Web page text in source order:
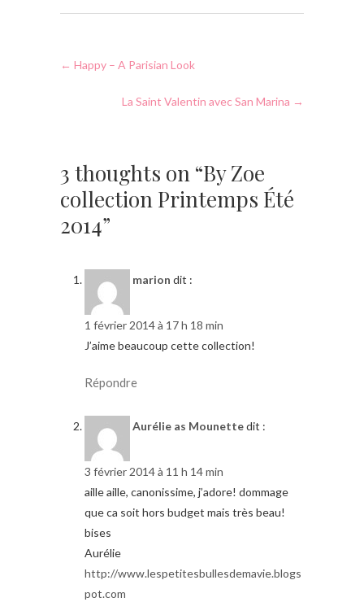
← Happy – A Parisian Look
La Saint Valentin avec San Marina →
3 thoughts on “By Zoe
collection Printemps Été
2014”
marion dit :
1 février 2014 à 17 h 18 min
J’aime beaucoup cette collection!
Répondre
Aurélie as Mounettedit :
3 février 2014 à 11 h 14 min
aille aille, canonissime, j’adore! dommage
que ca soit hors budget mais très beau!
bises
Aurélie
http://www.lespetitesbullesdemavie.blogs
pot.com